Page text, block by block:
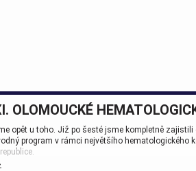
opět u toho. Již po šesté jsme kompletně zajistili
program v rámci největšího hematologického